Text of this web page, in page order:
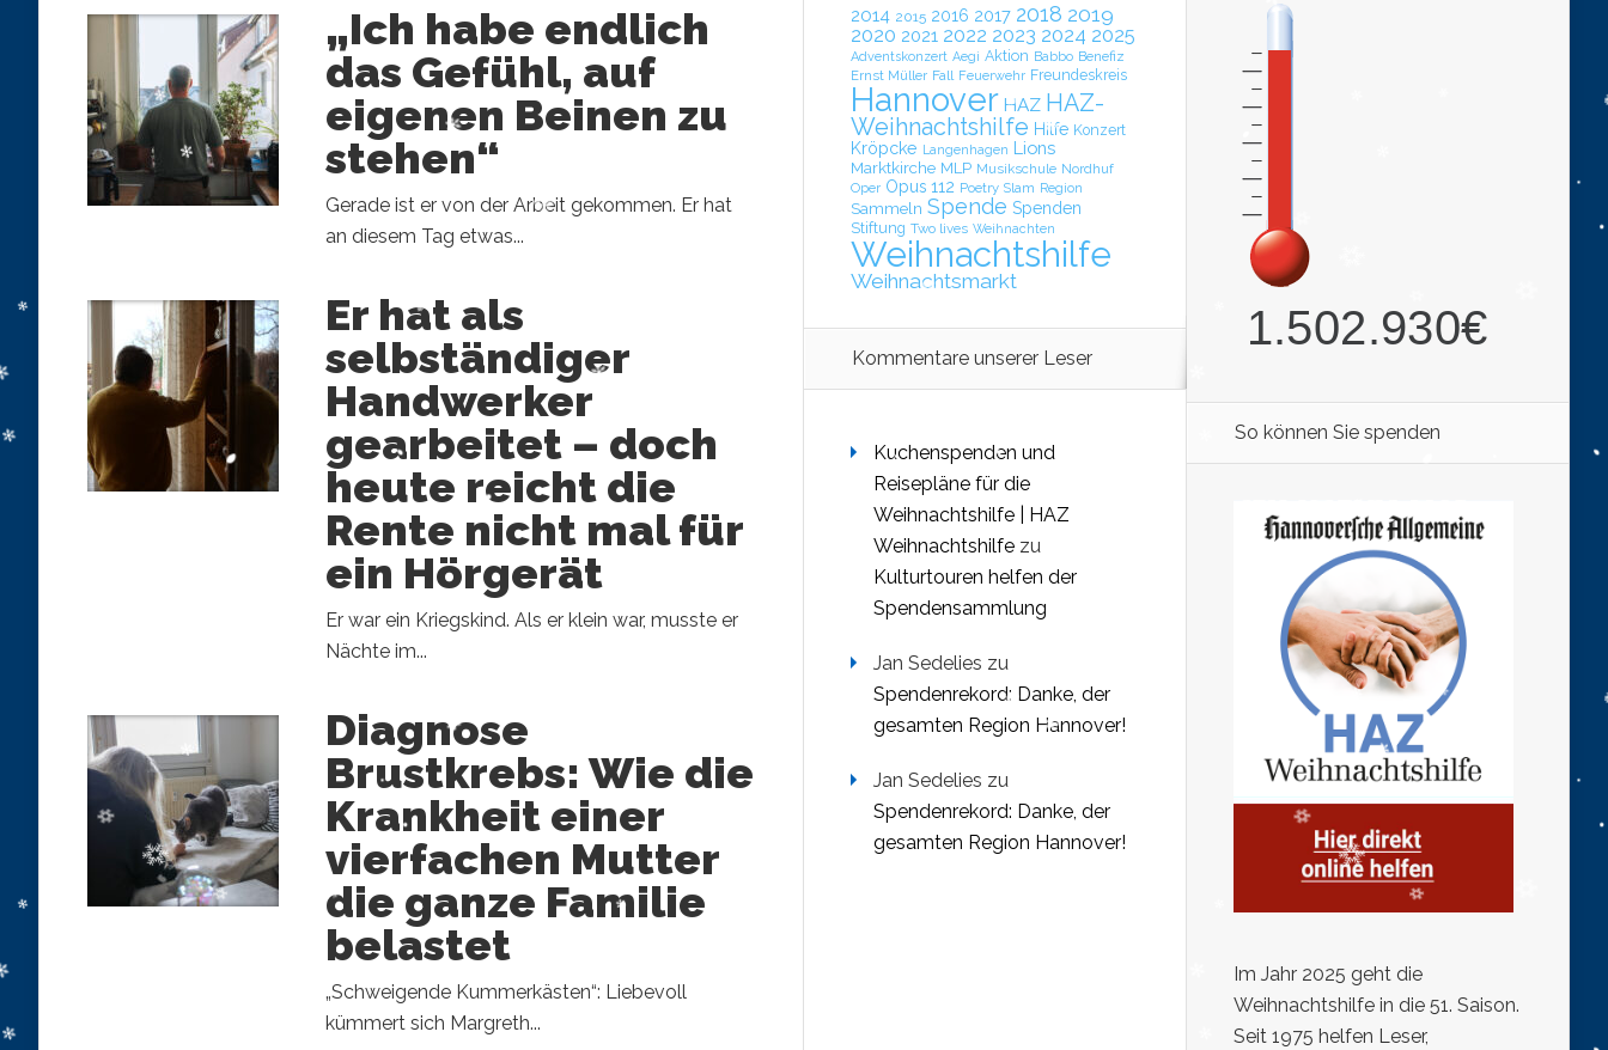
„Ich habe endlich
das Gefühl, auf
eigenen Beinen zu
stehen“
Gerade ist er von der Arbeit gekommen. Er hat
an diesem Tag etwas...
Er hat als
selbständiger
Handwerker
gearbeitet – doch
heute reicht die
Rente nicht mal für
ein Hörgerät
Er war ein Kriegskind. Als er klein war, musste er
Nächte im...
Diagnose
Brustkrebs: Wie die
Krankheit einer
vierfachen Mutter
die ganze Familie
belastet
„Schweigende Kummerkästen“: Liebevoll
kümmert sich Margreth...
2014 2015 2016 2017 2018 2019
2020 2021 2022 2023 2024 2025
Adventskonzert Aegi Aktion Babbo Benefiz
Ernst Müller Fall Feuerwehr Freundeskreis
Hannover HAZ HAZ-
Weihnachtshilfe Hilfe Konzert
Kröpcke Langenhagen Lions
Marktkirche MLP Musikschule Nordhuf
Oper Opus 112 Poetry Slam Region
Sammeln Spende Spenden
Stiftung Two lives Weihnachten
Weihnachtshilfe
Weihnachtsmarkt
Kommentare unserer Leser
Kuchenspenden und
Reisepläne für die
Weihnachtshilfe | HAZ
Weihnachtshilfe zu
Kulturtouren helfen der
Spendensammlung
Jan Sedelies zu
Spendenrekord: Danke, der
gesamten Region Hannover!
Jan Sedelies zu
Spendenrekord: Danke, der
gesamten Region Hannover!
So können Sie spenden
Im Jahr 2025 geht die
Weihnachtshilfe in die 51. Saison.
Seit 1975 helfen Leser,